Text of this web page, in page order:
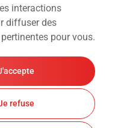
interactions
diffuser des
pour vous.
refuse
réservés. Design par